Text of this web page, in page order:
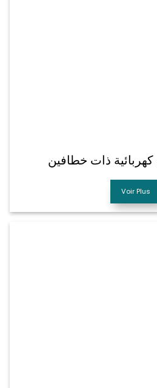
ذات خطافين
Voir Plus